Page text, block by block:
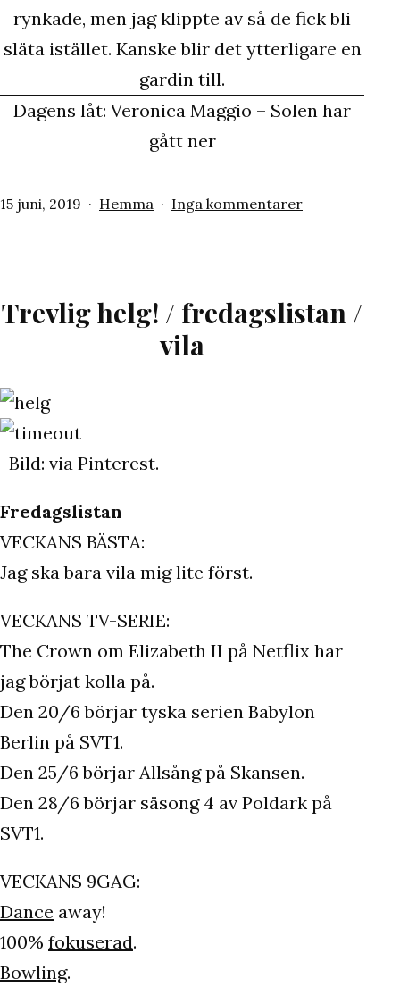
rynkade, men jag klippte av så de fick bli
släta istället. Kanske blir det ytterligare en
gardin till.
Dagens låt: Veronica Maggio – Solen har
gått ner
Publicerat
15 juni, 2019
Kategoriserat
Hemma Inga kommentarertill
Trevlig helg! / fredagslistan /
vila
Bild: via Pinterest.
Fredagslistan
VECKANS BÄSTA:
Jag ska bara vila mig lite först.
VECKANS TV-SERIE:
The Crown om Elizabeth II på Netflix har
jag börjat kolla på.
Den 20/6 börjar tyska serien Babylon
Berlin på SVT1.
Den 25/6 börjar Allsång på Skansen.
Den 28/6 börjar säsong 4 av Poldark på
SVT1.
VECKANS 9GAG:
Dance away!
100% fokuserad.
Bowling.